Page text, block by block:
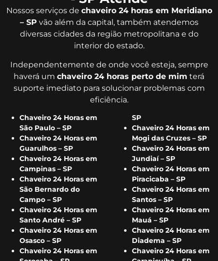
Nossos serviços de chaveiro 24 horas em Meridiano
– SP vão além da capital, também atendemos
diversas cidades da região metropolitana e do
interior do estado.
Independentemente de onde você esteja, sempre
haverá um chaveiro 24 horas perto de mim terá
suporte imediato para solucionar problemas com
eficiência.
Chaveiro 24 Horas em
São Paulo – SP
Chaveiro 24 Horas em
Guarulhos – SP
Chaveiro 24 Horas em
Campinas – SP
Chaveiro 24 Horas em
São Bernardo do
Campo – SP
Chaveiro 24 Horas em
Santo André – SP
Chaveiro 24 Horas em
Osasco – SP
Chaveiro 24 Horas em
SP
Chaveiro 24 Horas em
Mogi das Cruzes – SP
Chaveiro 24 Horas em
Jundiaí – SP
Chaveiro 24 Horas em
Piracicaba – SP
Chaveiro 24 Horas em
Santos – SP
Chaveiro 24 Horas em
Mauá – SP
Chaveiro 24 Horas em
Diadema – SP
Chaveiro 24 Horas em